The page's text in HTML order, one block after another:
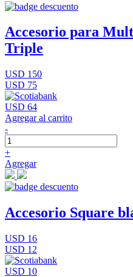
Accesorio para
Triple
USD 150
USD 75
USD 64
Agregar al carrito
-
+
Agregar
Accesorio Square
USD 16
USD 12
USD 10